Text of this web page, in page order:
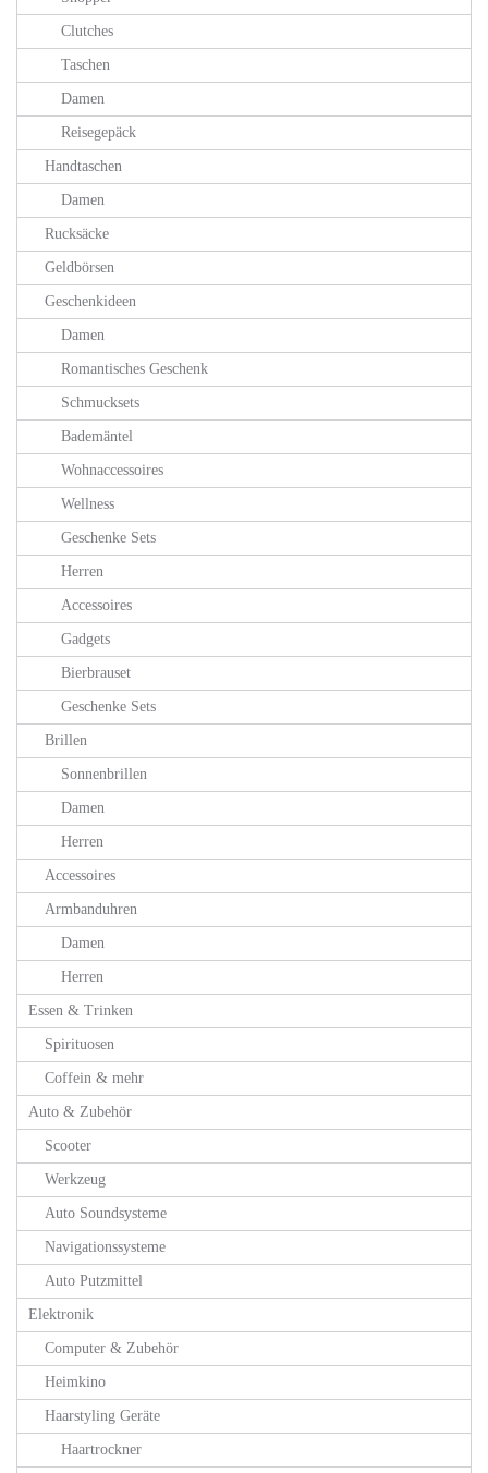
Clutches
Taschen
Damen
Reisegepäck
Handtaschen
Damen
Rucksäcke
Geldbörsen
Geschenkideen
Damen
Romantisches Geschenk
Schmucksets
Bademäntel
Wohnaccessoires
Wellness
Geschenke Sets
Herren
Accessoires
Gadgets
Bierbrauset
Geschenke Sets
Brillen
Sonnenbrillen
Damen
Herren
Accessoires
Armbanduhren
Damen
Herren
Essen & Trinken
Spirituosen
Coffein & mehr
Auto & Zubehör
Scooter
Werkzeug
Auto Soundsysteme
Navigationssysteme
Auto Putzmittel
Elektronik
Computer & Zubehör
Heimkino
Haarstyling Geräte
Haartrockner